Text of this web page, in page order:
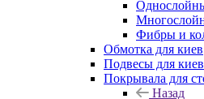
Фибры и
Обмотка для киев
Подвесы для киев
Покрывала для
Назад